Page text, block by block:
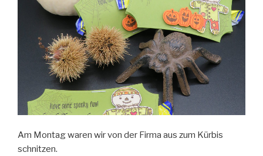
Am Montag waren wir von der Firma aus zum Kürbis
schnitzen.